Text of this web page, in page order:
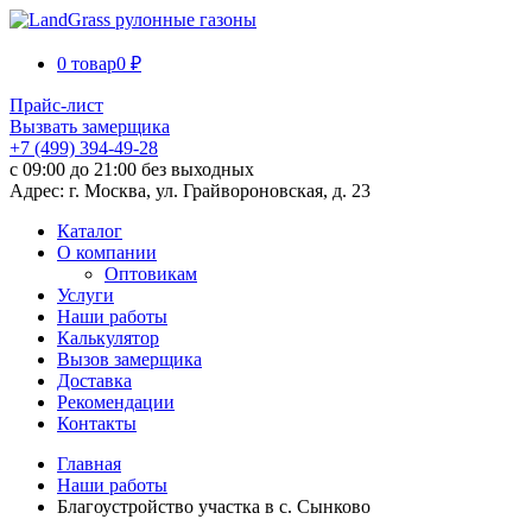
0 товар0 ₽
Прайс-лист
Вызвать замерщика
+7 (499) 394-49-28
с 09:00 до 21:00 без выходных
Адрес: г. Москва, ул. Грайвороновская, д. 23
Каталог
О компании
Оптовикам
Услуги
Наши работы
Калькулятор
Вызов замерщика
Доставка
Рекомендации
Контакты
Главная
Наши работы
Благоустройство участка в с. Сынково